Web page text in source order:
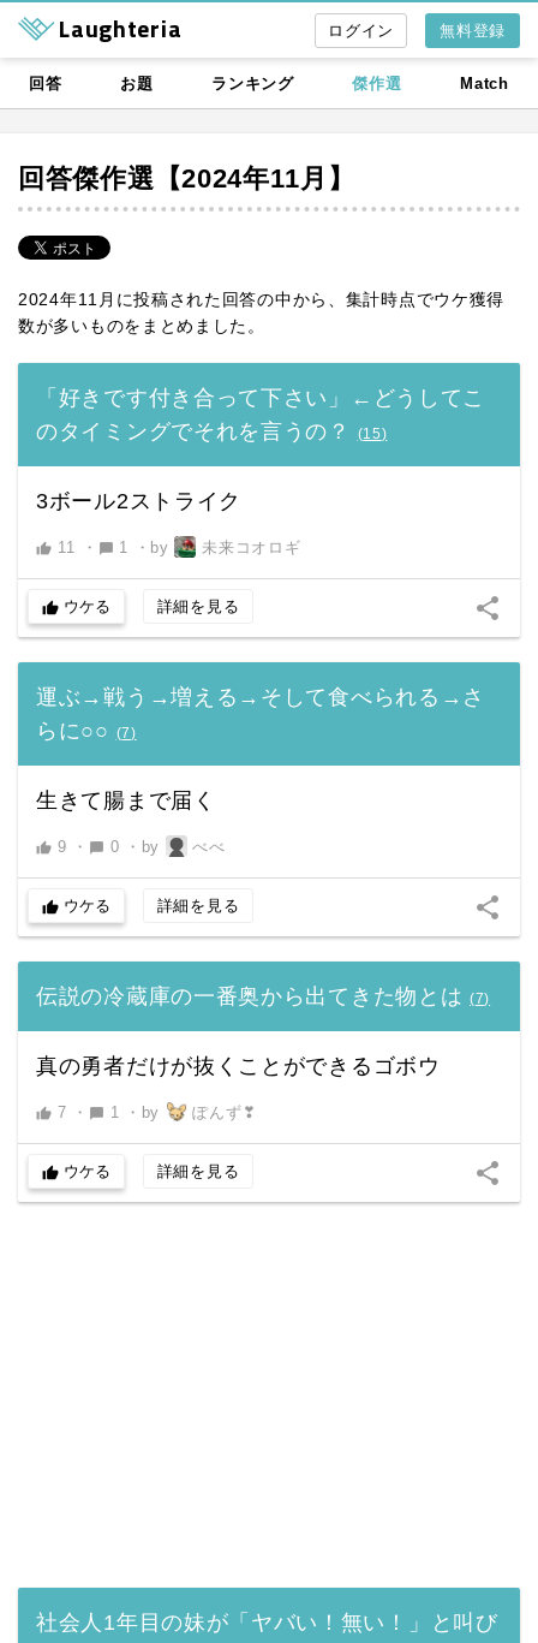
Laughteria 無料登録
回答 お題 ランキング 傑作選 Match
回答傑作選【2024年11月】
2024年11月に投稿された回答の中から、集計時点でウケ獲得
数が多いものをまとめました。
「好きです付き合って下さい」←どうしてこ
のタイミングでそれを言うの？
(15)
3ボール2ストライク
thumb_up 11 ・ chat_bubble 1 ・ by 未来コオロギ
thumb_up ウケる 詳細を見る share
運ぶ→戦う→増える→そして食べられる→さ
らに○○ (7)
生きて腸まで届く
thumb_up 9 ・ chat_bubble 0 ・ by べべ
thumb_up ウケる 詳細を見る share
伝説の冷蔵庫の一番奥から出てきた物とは (7)
真の勇者だけが抜くことができるゴボウ
thumb_up 7 ・ chat_bubble 1 ・ by ぽんず❣
thumb_up ウケる 詳細を見る share
社会人1年目の妹が「ヤバい！無い！」と叫び